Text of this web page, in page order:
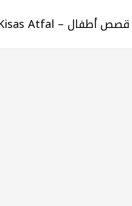
قصص أطفال – Kisas Atfal